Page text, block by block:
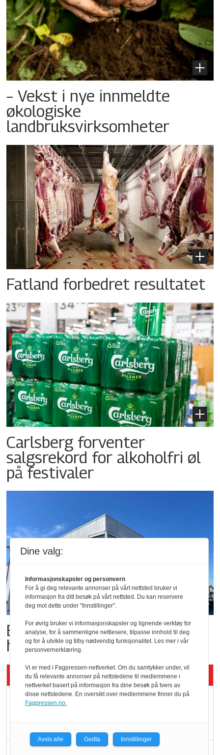
– Vekst i nye innmeldte
økologiske
landbruksvirksomheter
Fatland forbedret resultatet
Carlsberg forventer
salgsrekord for alkoholfri øl
på festivaler
Butikktesten: Slitent, men
hyggelig
Siste artikler - KBS
Mat er viktigere enn
velger ladestopp
Dine valg:
Informasjonskapsler og personvern
For å gi deg relevante annonser på vårt nettsted bruker vi
informasjon fra ditt besøk på vårt nettsted. Du kan reservere
deg mot dette under "Innstillinger".
For øvrig bruker vi informasjonskapsler og lignende verktøy for
analyse, for å sammenligne nettlesere, tilpasse innhold til deg
og for å utvikle og tilby nødvendig funksjonalitet. Les mer i vår
personvernerklæring.
Vi er med i Fagpressen-nettverket. Om du samtykker under, vil
du få relevante annonser på nettstedene til medlemmene i
nettverket basert på informasjon fra dine besøk på tvers av
disse nettstedene. En oversikt over medlemmene finner du på
Fagpressen.no.
Avvis alle Godta Innstillinger